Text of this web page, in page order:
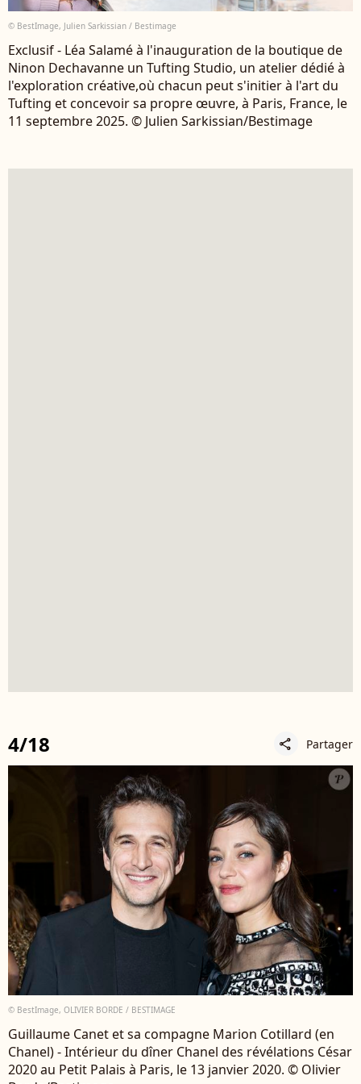
© BestImage, Julien Sarkissian / Bestimage
Exclusif - Léa Salamé à l'inauguration de la boutique de
Ninon Dechavanne un Tufting Studio, un atelier dédié à
l'exploration créative,où chacun peut s'initier à l'art du
Tufting et concevoir sa propre œuvre, à Paris, France, le
11 septembre 2025. © Julien Sarkissian/Bestimage
4/18 share Partager
© BestImage, OLIVIER BORDE / BESTIMAGE
Guillaume Canet et sa compagne Marion Cotillard (en
Chanel) - Intérieur du dîner Chanel des révélations César
2020 au Petit Palais à Paris, le 13 janvier 2020. © Olivier